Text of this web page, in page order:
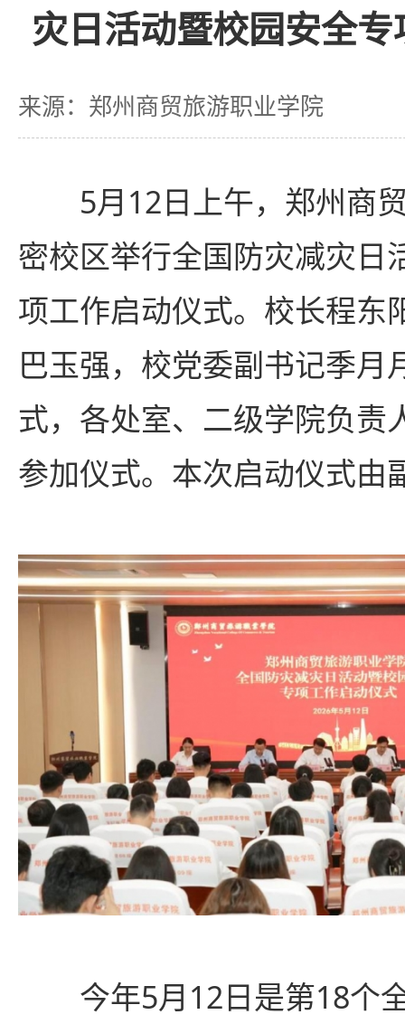
灾日活动暨校园安全
来源：郑州商贸旅游职业学院
5月12日上午，郑州商
密校区举行全国防灾减灾日
项工作启动仪式。校长程东
巴玉强，校党委副书记季月
式，各处室、二级学院负责
参加仪式。本次启动仪式由
今年5月12日是第18个